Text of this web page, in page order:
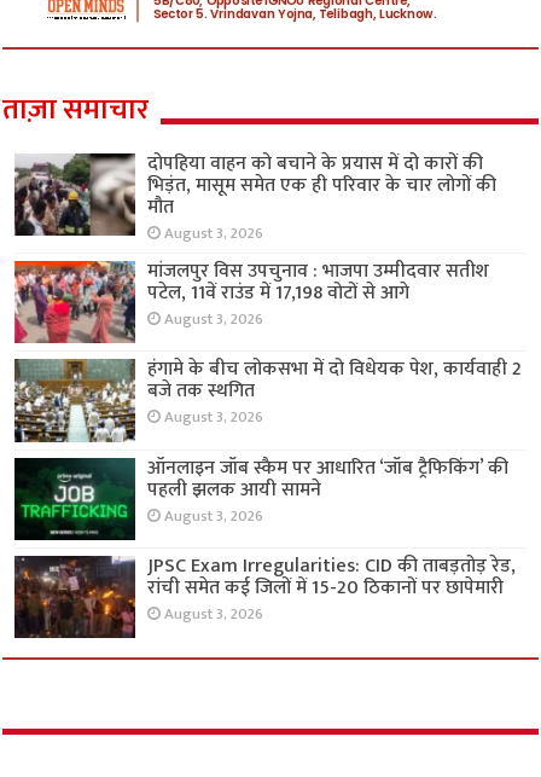
ताज़ा समाचार
दोपहिया वाहन को बचाने के प्रयास में दो कारों की
भिड़ंत, मासूम समेत एक ही परिवार के चार लोगों की
मौत
August 3, 2026
मांजलपुर विस उपचुनाव : भाजपा उम्मीदवार सतीश
पटेल, 11वें राउंड में 17,198 वोटों से आगे
August 3, 2026
हंगामे के बीच लोकसभा में दो विधेयक पेश, कार्यवाही 2
बजे तक स्थगित
August 3, 2026
ऑनलाइन जॉब स्कैम पर आधारित ‘जॉब ट्रैफिकिंग’ की
पहली झलक आयी सामने
August 3, 2026
JPSC Exam Irregularities: CID की ताबड़तोड़ रेड,
रांची समेत कई जिलों में 15-20 ठिकानों पर छापेमारी
August 3, 2026